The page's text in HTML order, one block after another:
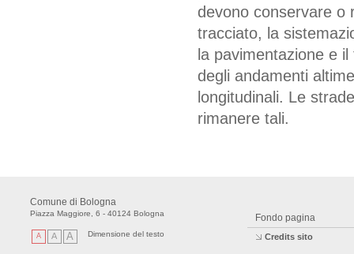
devono conservare o
tracciato, la
la pavimentazione e
degli andamenti
longitudinali. Le
rimanere tali.
Comune di Bologna
Piazza Maggiore, 6 - 40124 Bologna
A A A Dimensione del testo
Fondo pagina
Credits sito